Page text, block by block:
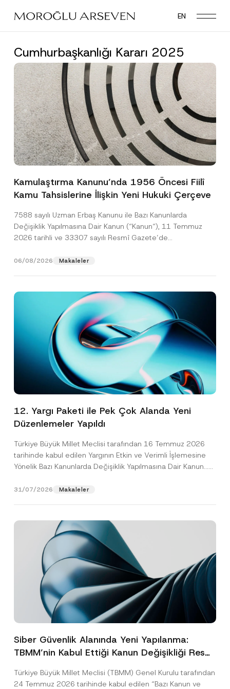
main
EN
Cumhurbaşkanlığı Kararı 2025
Kamulaştırma Kanunu’nda 1956 Öncesi Fiilî
Kamu Tahsislerine İlişkin Yeni Hukuki Çerçeve
7588 sayılı Uzman Erbaş Kanunu ile Bazı Kanunlarda
Değişiklik Yapılmasına Dair Kanun (“Kanun“), 11 Temmuz
2026 tarihli ve 33307 sayılı Resmî Gazete’de
06/08/2026 Makaleler
12. Yargı Paketi ile Pek Çok Alanda Yeni
Düzenlemeler Yapıldı
Türkiye Büyük Millet Meclisi tarafından 16 Temmuz 2026
tarihinde kabul edilen Yargının Etkin ve Verimli İşlemesine
Yönelik Bazı Kanunlarda Değişiklik Yapılmasına Dair Kanun...
31/07/2026 Makaleler
Siber Güvenlik Alanında Yeni Yapılanma:
TBMM’nin Kabul Ettiği Kanun Değişikliği Resmî
Türkiye Büyük Millet Meclisi (TBMM) Genel Kurulu tarafından
24 Temmuz 2026 tarihinde kabul edilen “Bazı Kanun ve